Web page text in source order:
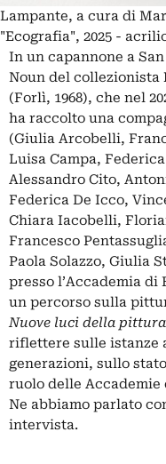
Lampante, a cura di
"Ecografia", 2025 -
In un capannone a
Noun del collezionista
(Forlì, 1968), che nel
ha raccolto una
(Giulia Arcobelli,
Luisa Campa,
Alessandro Cito,
Federica De Icco,
Chiara Iacobelli,
Francesco
Paola Solazzo, Giulia
presso l’Accademia di
un percorso sulla
Nuove luci della
riflettere sulle istanze
generazioni, sullo
ruolo delle
Ne abbiamo parlato
intervista.